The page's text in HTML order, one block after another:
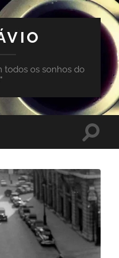
todos os sonhos do
Toggle